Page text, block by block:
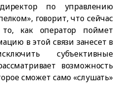
по управлению
говорит, что сейчас
как оператор поймет
в этой связи занесет в
субъективные
возможность
сможет само «слушать»